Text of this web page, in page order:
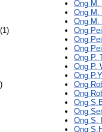
(1)
Ong M.
Ong M.
Ong M.
Ong
Ong
Ong
Ong P.
Ong P.
Ong
Ong
Ong
Ong
Ong
Ong S.
Ong